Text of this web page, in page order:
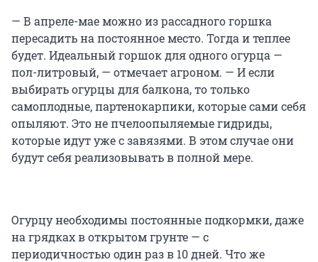
— В апреле-мае можно из рассадного горшка
пересадить на постоянное место. Тогда и теплее
будет. Идеальный горшок для одного огурца —
пол-литровый, — отмечает агроном. — И если
выбирать огурцы для балкона, то только
самоплодные, партенокарпики, которые сами себя
опыляют. Это не пчелоопыляемые гидриды,
которые идут уже с завязями. В этом случае они
будут себя реализовывать в полной мере.
Огурцу необходимы постоянные подкормки, даже
на грядках в открытом грунте — с
периодичностью один раз в 10 дней. Что же